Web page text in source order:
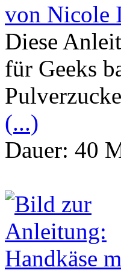
von Nicole
Diese
für Geeks
(...)
Dauer: 40